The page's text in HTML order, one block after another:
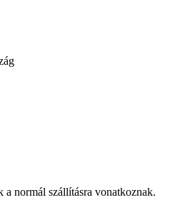
a normál szállításra vonatkoznak.